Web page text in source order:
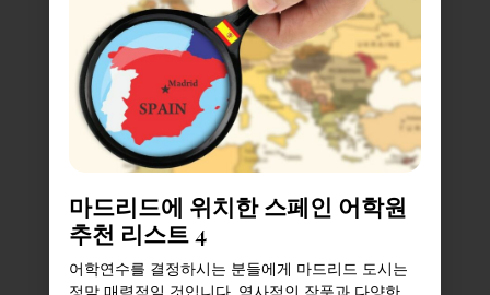
마드리드에 위치한 스페인 어학원
추천 리스트 4
어학연수를 결정하시는 분들에게 마드리드 도시는